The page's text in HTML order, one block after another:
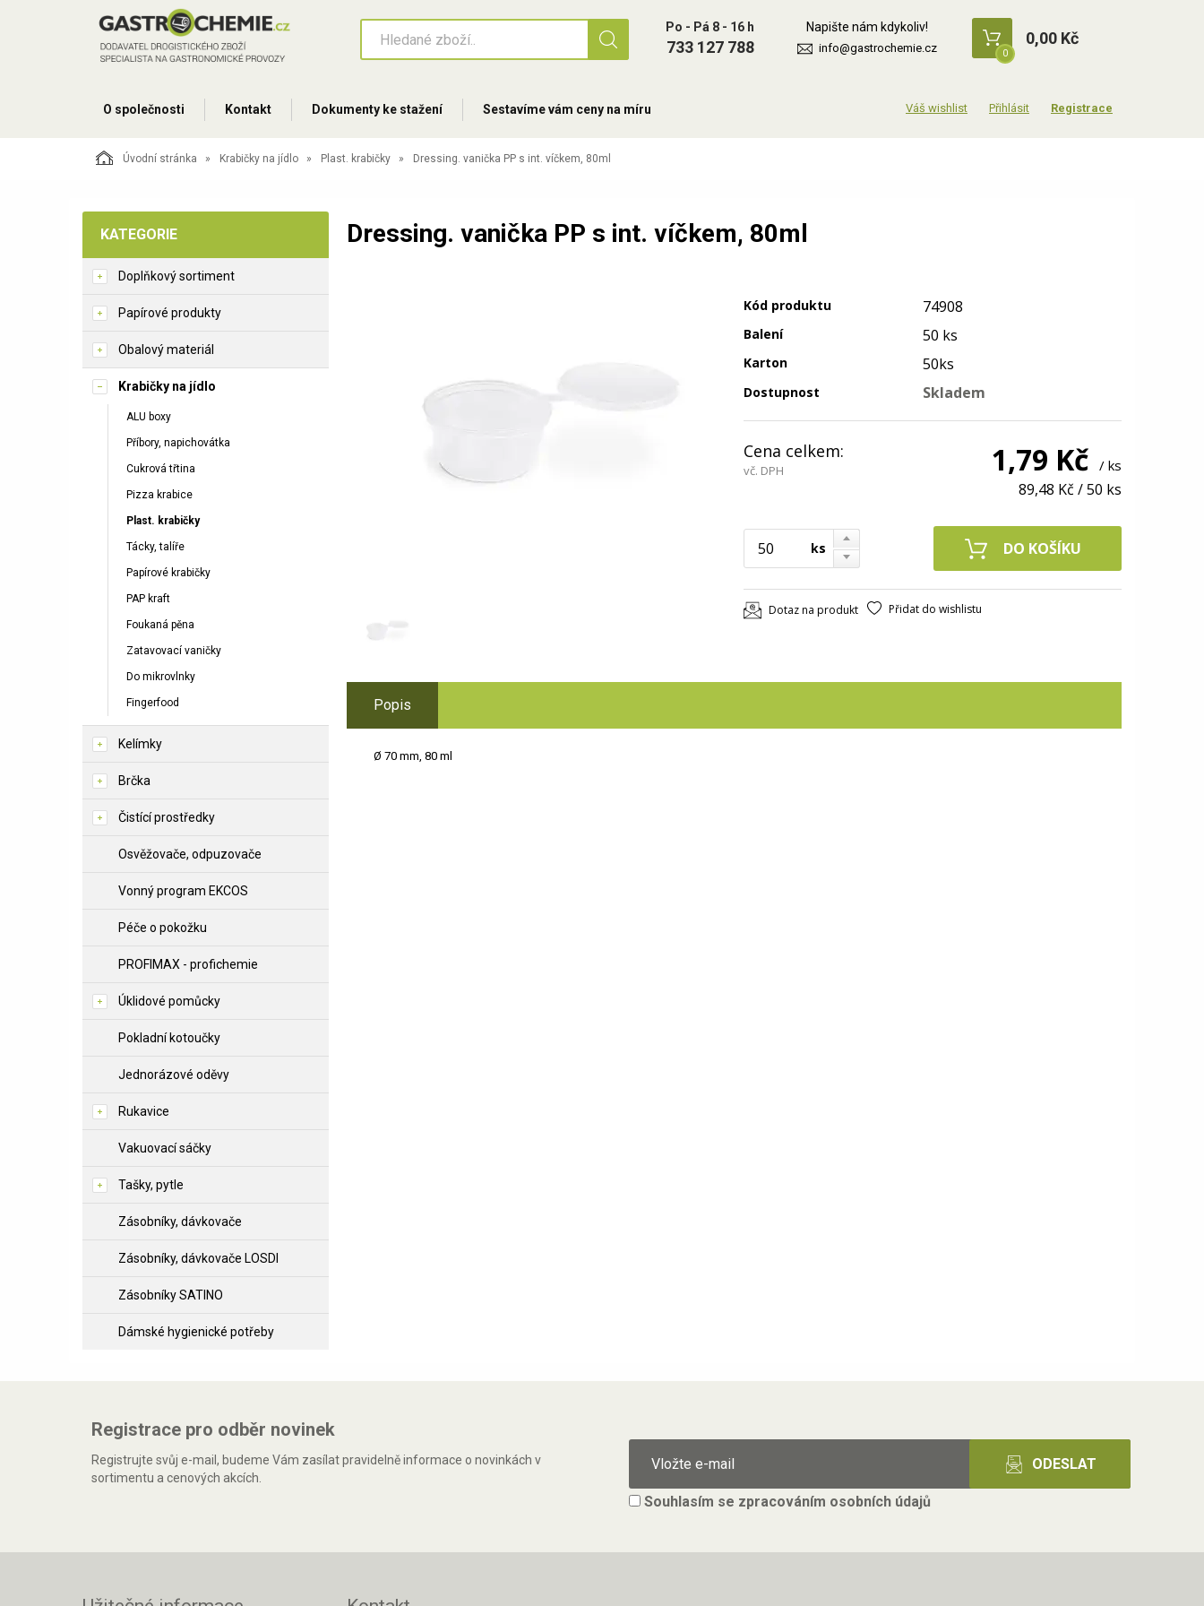
Po - Pá 8 - 16 h
733 127 788
Napište nám kdykoliv!
info@gastrochemie.cz 0
0,00 Kč
O společnosti Kontakt Dokumenty ke stažení Sestavíme vám ceny na míru Přihlásit Registrace
Úvodní stránka Krabičky na jídlo Plast. krabičky Dressing. vanička PP s int. víčkem, 80ml
KATEGORIE
Doplňkový sortiment
Papírové produkty
Obalový materiál
Krabičky na jídlo
ALU boxy
Příbory, napichovátka
Cukrová třtina
Pizza krabice
Plast. krabičky
Tácky, talíře
Papírové krabičky
PAP kraft
Foukaná pěna
Zatavovací vaničky
Do mikrovlnky
Fingerfood
Kelímky
Brčka
Čistící prostředky
Osvěžovače, odpuzovače
Vonný program EKCOS
Péče o pokožku
PROFIMAX - profichemie
Úklidové pomůcky
Pokladní kotoučky
Jednorázové oděvy
Rukavice
Vakuovací sáčky
Tašky, pytle
Zásobníky, dávkovače
Zásobníky, dávkovače LOSDI
Zásobníky SATINO
Dámské hygienické potřeby
Dressing. vanička PP s int. víčkem, 80ml
Kód produktu 74908
Balení 50 ks
Karton 50ks
Dostupnost Skladem
Cena celkem:
vč. DPH 1,79 Kč / ks
89,48 Kč /50 ks
ks
Dotaz na produkt Přidat do wishlistu
Popis
Ø 70 mm, 80 ml
Registrace pro odběr novinek
Registrujte svůj e-mail, budeme Vám zasílat pravidelně informace o novinkách v
sortimentu a cenových akcích.
Souhlasím se zpracováním osobních údajů